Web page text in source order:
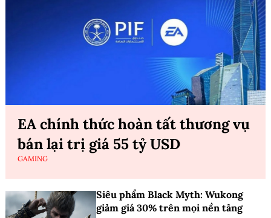
EA chính thức hoàn tất thương vụ
bán lại trị giá 55 tỷ USD
GAMING
Siêu phẩm Black Myth: Wukong
giảm giá 30% trên mọi nền tảng